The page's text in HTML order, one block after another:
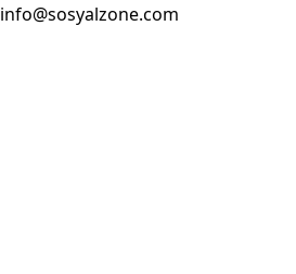
info@sosyalzone.com